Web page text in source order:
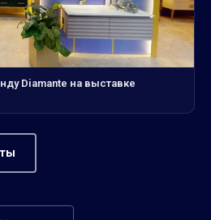
Diamante на выставке